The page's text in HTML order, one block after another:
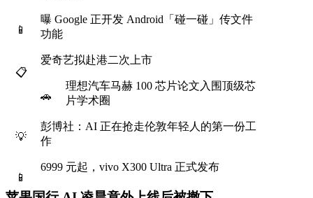
📱
曝 Google 正开发 Android「碰一碰」传文件
功能
📋
爱奇艺拟赴港二次上市
🚗
理想汽车马赫 100 芯片论文入围顶级芯
片学术圈
💡
彭博社：AI 正在抢走伦敦年轻人的第一份工
作
📱
6999 元起，vivo X300 Ultra 正式发布